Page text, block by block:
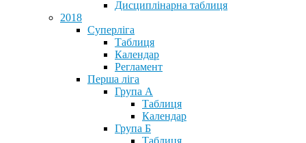
Дисциплінарна таблиця
2018
Суперліга
Таблиця
Календар
Регламент
Перша ліга
Група А
Таблиця
Календар
Група Б
Таблиця